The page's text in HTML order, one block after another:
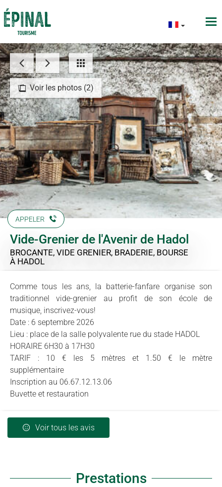
Voir les photos (2)
APPELER
Vide-Grenier de l'Avenir de Hadol
BROCANTE, VIDE GRENIER, BRADERIE, BOURSE
À HADOL
Comme tous les ans, la batterie-fanfare organise son
traditionnel vide-grenier au profit de son école de
musique, inscrivez-vous!
Date : 6 septembre 2026
Lieu : place de la salle polyvalente rue du stade HADOL
HORAIRE 6H30 à 17H30
TARIF : 10 € les 5 mètres et 1.50 € le mètre
supplémentaire
Inscription au 06.67.12.13.06
Buvette et restauration
Voir tous les avis
Prestations